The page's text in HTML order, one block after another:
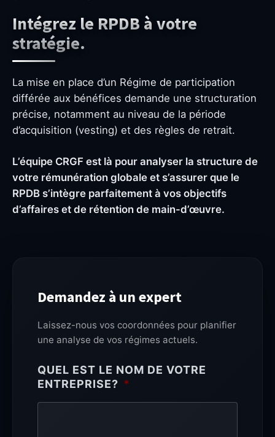
Intégrez le RPDB à votre
stratégie.
La mise en place d’un Régime de participation
différée aux bénéfices demande une structuration
précise, notamment au niveau de la période
d’acquisition (vesting) et des règles de retrait.
L’équipe CRGF est là pour analyser la structure de
votre rémunération globale et s’assurer que le
RPDB s’intègre parfaitement à vos objectifs
d’affaires et de rétention de main-d’œuvre.
Demandez à un expert
Laissez-nous vos coordonnées pour planifier
une analyse de vos régimes actuels.
QUEL EST LE NOM DE VOTRE
ENTREPRISE? *